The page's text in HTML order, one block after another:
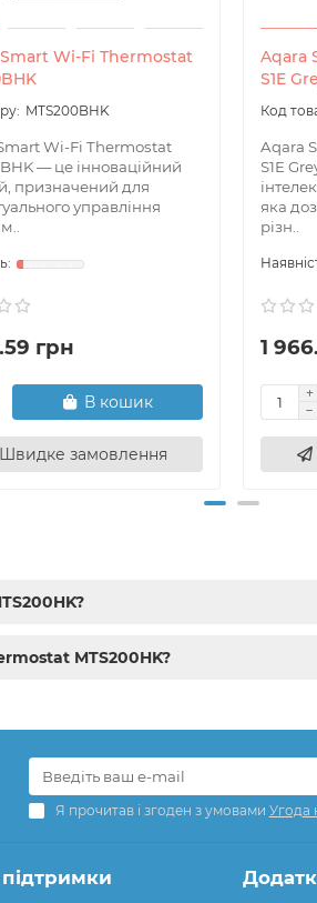
Wi-Fi Thermostat
MTS200BHK
Wi-Fi Thermostat
— це інноваційний
призначений для
управління
грн
В кошик
Швидке замовлення
Aqara
S1E
Aqara
S1E
яка
різн..
1
MTS200HK?
Я прочитав і згоден з умовами Угода